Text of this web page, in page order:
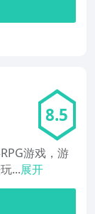
8.5
游戏，游
...展开